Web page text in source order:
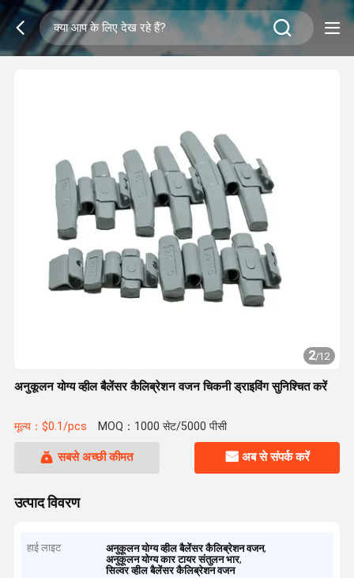
2/12
अनुकूलन योग्य व्हील बैलेंसर कैलिब्रेशन वजन चिकनी ड्राइविंग सुनिश्चित करें
मूल्य：$0.1/pcs MOQ：1000 सेट/5000 पीसी
सबसे अच्छी कीमत अब से संपर्क करें
उत्पाद विवरण
हाई लाइट अनुकूलन योग्य व्हील बैलेंसर कैलिब्रेशन वजन,
अनुकूलन योग्य कार टायर संतुलन भार,
सिल्वर व्हील बैलेंसर कैलिब्रेशन वजन